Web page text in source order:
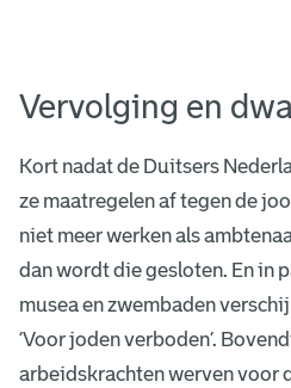
Vervolging en
Kort nadat de Duitsers
ze maatregelen af tegen de
niet meer werken als
dan wordt die gesloten. En in
musea en zwembaden
‘Voor joden verboden’.
arbeidskrachten werven voor